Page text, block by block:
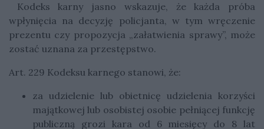
Kodeks karny jasno wskazuje, że każda próba
wpłynięcia na decyzję policjanta, w tym wręczenie
prezentu czy propozycja „załatwienia sprawy”, może
zostać uznana za przestępstwo.
Art. 229 Kodeksu karnego stanowi, że:
za udzielenie lub obietnicę udzielenia korzyści
majątkowej lub osobistej osobie pełniącej funkcję
publiczną grozi kara od 6 miesięcy do 8 lat